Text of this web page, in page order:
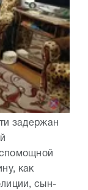
задержан
как
сын-